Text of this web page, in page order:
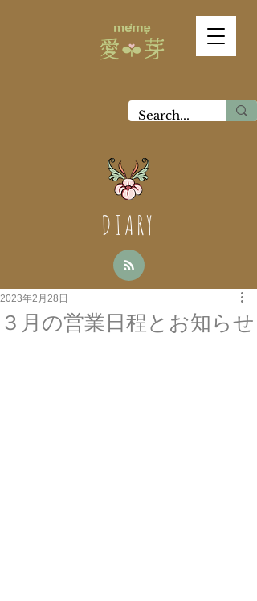
DIARY
３月の営業日程とお知らせ
2023年2月28日